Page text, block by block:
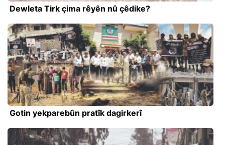
Dewleta Tirk çima rêyên nû çêdike?
Gotin yekparebûn pratîk dagirkerî